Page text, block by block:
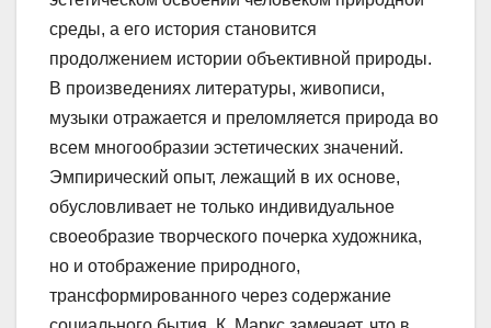
среды, а его история становится
продолжением истории объективной природы.
В произведениях литературы, живописи,
музыки отражается и преломляется природа во
всем многообразии эстетических значений.
Эмпирический опыт, лежащий в их основе,
обусловливает не только индивидуальное
своеобразие творческого почерка художника,
но и отображение природного,
трансформированного через содержание